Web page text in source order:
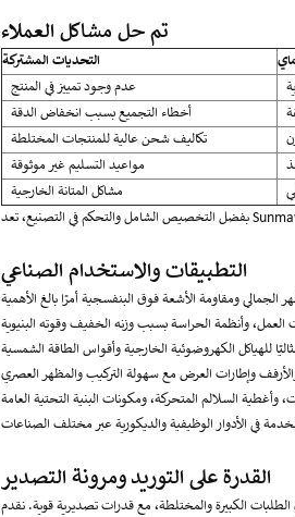
تم حل مشاكل العملاء
التحديات المشتركة
عدم وجود تمييز في المنتج
أخطاء التجميع بسبب انخفاض الدقة
تكاليف شحن عالية للمنتجات المختلطة
مواعيد التسليم غير موثوقة
مشاكل المتانة الخارجية
التطبيقات والاستخدام الصناعي
القدرة على التوريد ومرونة التصدير